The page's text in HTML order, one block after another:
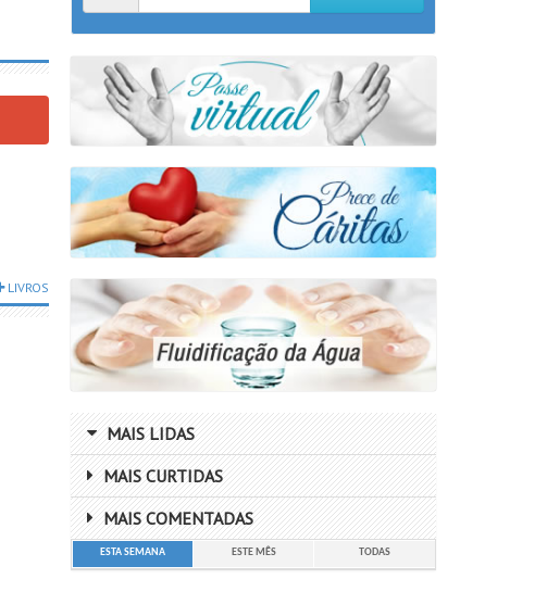
LIVROS
MAIS LIDAS
MAIS CURTIDAS
MAIS COMENTADAS
ESTA SEMANA ESTE MÊS TODAS